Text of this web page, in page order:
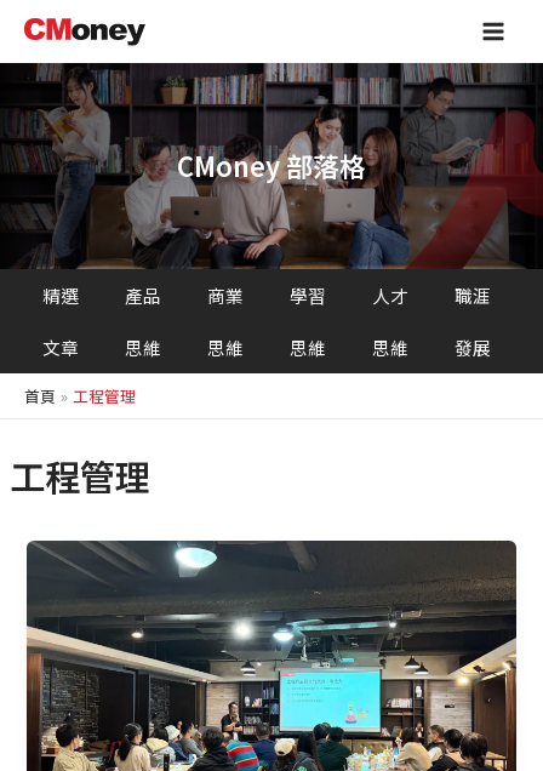
主
容
Main
CMoney 部落格
精選
文章
產品
思維
商業
思維
學習
思維
人才
思維
職涯
發展
首頁 工程管理
工程管理
C
Talk+
#14：
從
鋼
鐵
人
到